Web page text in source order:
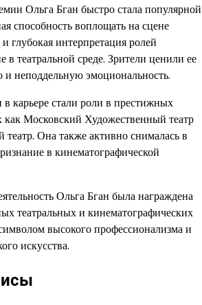
Ольга Бган быстро стала популярной
способность воплощать на сцене
глубокая интерпретация ролей
в театральной среде. Зрители ценили ее
и неподдельную эмоциональность.
карьере стали роли в престижных
как Московский Художественный театр
Она также активно снималась в
в кинематографической
Ольга Бган была награждена
театральных и кинематографических
высокого профессионализма и
искусства.